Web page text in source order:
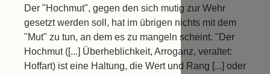
Der "Hochmut", gegen den sich mutig zur Wehr
gesetzt werden soll, hat im übrigen nichts mit dem
"Mut" zu tun, an dem es zu mangeln scheint. "Der
Hochmut ([...] Überheblichkeit, Arroganz, veraltet:
Hoffart) ist eine Haltung, die Wert und Rang [...] oder